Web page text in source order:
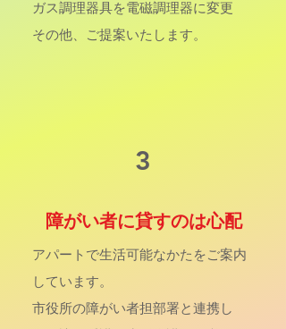
ガス調理器具を電磁調理器に変更
その他、ご提案いたします。
3
障がい者に貸すのは心配
アパートで生活可能なかたをご案内
しています。
市役所の障がい者担部署と連携し